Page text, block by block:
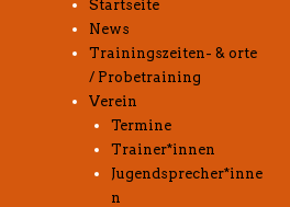
Startseite
News
Trainingszeiten- & orte
/ Probetraining
Verein
Termine
Trainer*innen
Jugendsprecher*inne
n